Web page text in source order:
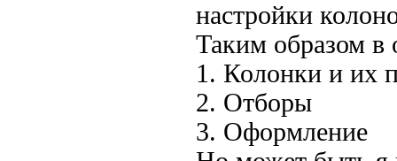
настройки
Таким образом в
1. Колонки и их
2. Отборы
3. Оформление